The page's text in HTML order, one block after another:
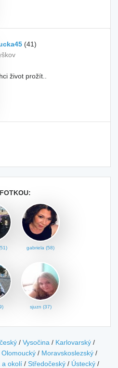
(41)
život prožít..
gabriela (58)
sjuzn (37)
/ Vysočina / Karlovarský /
Olomoucký / Moravskoslezský /
a okolí / Středočeský / Ústecký /